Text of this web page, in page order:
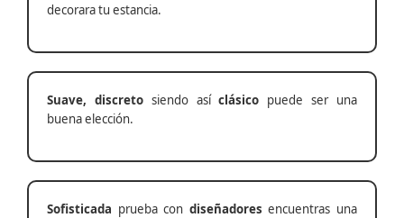
decorara tu estancia.
Suave, discretosiendo asíclásico puede ser una
buena elección.
Sofisticada prueba con diseñadores encuentras una